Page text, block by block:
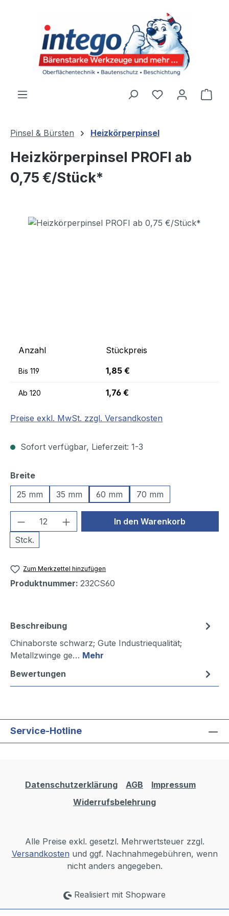
Du hast 0
Pinsel & Bürsten Heizkörperpinsel
Heizkörperpinsel PROFI ab
0,75 €/Stück*
Bildergalerie überspringen
Anzahl Stückpreis
Bis 119 1,85 €
Ab 120 1,76 €
Preise exkl. MwSt. zzgl. Versandkosten
Sofort verfügbar, Lieferzeit: 1-3
Breiteauswählen
25 mm
35 mm 60 mm 70 mm
Produkt Anzahl: Gib den
Stck.
In den Warenkorb
Zum Merkzettel hinzufügen
Produktnummer: 232CS60
Beschreibung
Chinaborste schwarz; Gute Industriequalität;
Metallzwinge ge… Mehr
Bewertungen
Service-Hotline
Datenschutzerklärung AGB
Impressum
Widerrufsbelehrung
Alle Preise exkl. gesetzl. Mehrwertsteuer zzgl.
Versandkosten und ggf. Nachnahmegebühren, wenn
nicht anders angegeben.
Realisiert mit Shopware